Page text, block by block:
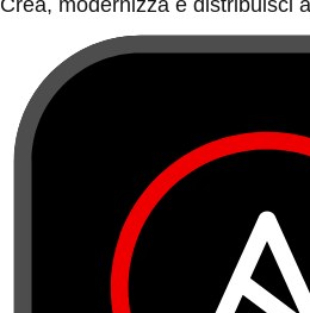
Crea, modernizza e distribuisci